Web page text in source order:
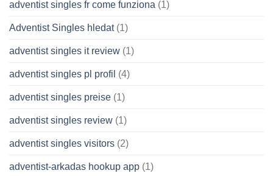
adventist singles fr come funziona (1)
Adventist Singles hledat(1)
adventist singles it review (1)
adventist singles pl profil (4)
adventist singles preise (1)
adventist singles review (1)
adventist singles visitors (2)
adventist-arkadas hookup app (1)